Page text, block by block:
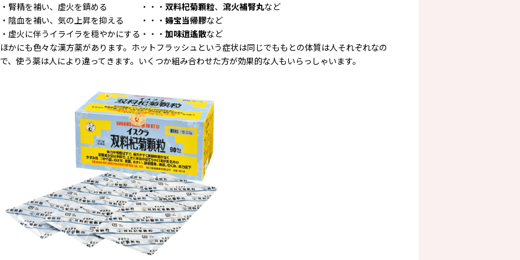
・腎精を補い、虚火を鎮める ・・・ 双料杞菊顆粒、 瀉火補腎丸など
・陰血を補い、気の上昇を抑える ・・・ 婦宝当帰膠など
・虚火に伴うイライラを穏やかにする・・・ 加味逍遙散など
ほかにも色々な漢方薬があります。ホットフラッシュという症状は同じでももとの体質は人それぞれなの
で、使う薬は人により違ってきます。いくつか組み合わせた方が効果的な人もいらっしゃいます。